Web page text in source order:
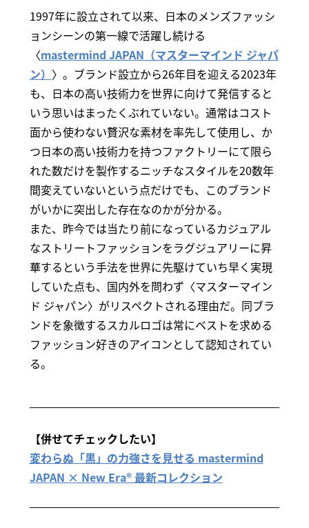
1997年に設立されて以来、日本のメンズファッシ
ョンシーンの第一線で活躍し続ける
〈mastermind JAPAN（マスターマインド ジャパ
ン） 〉。ブランド設立から26年目を迎える2023年
も、日本の高い技術力を世界に向けて発信すると
いう思いはまったくぶれていない。通常はコスト
面から使わない贅沢な素材を率先して使用し、か
つ日本の高い技術力を持つファクトリーにて限ら
れた数だけを製作するニッチなスタイルを20数年
間変えていないという点だけでも、このブランド
がいかに突出した存在なのかが分かる。
また、昨今では当たり前になっているカジュアル
なストリートファッションをラグジュアリーに昇
華するという手法を世界に先駆けていち早く実現
していた点も、国内外を問わず〈マスターマイン
ド ジャパン〉がリスペクトされる理由だ。同ブラ
ンドを象徴するスカルロゴは常にベストを求める
ファッション好きのアイコンとして認知されてい
る。
【併せてチェックしたい】
変わらぬ「黒」の力強さを見せる mastermind
JAPAN × New Era® 最新コレクション